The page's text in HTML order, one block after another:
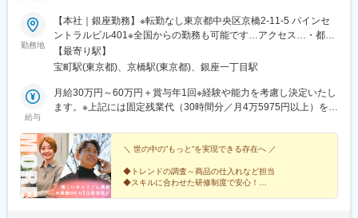
勤務地
【本社｜銀座勤務】※転勤なし東京都中央区京橋2-11-5 パインセ
ントラルビル401※全国からの勤務も可能です…アクセス…・都営
浅草線「宝町駅」より徒歩30秒・東京メトロ銀座線「京橋駅」よ
り徒歩3分・東京メトロ有楽町線「銀座一丁目駅」より徒歩8分・
【最寄り駅】
宝町駅(東京都)、京橋駅(東京都)、銀座一丁目駅
給与
月給30万円～60万円＋賞与年1回※経験や能力を考慮し決定いたし
ます。※上記には固定残業代（30時間分／月4万5975円以上）を含
映／明瞭な人事考課制度により、成果を正当に評価します。取引
の粗利が評価のポイントとなります。未経験入社でも早い方だと3
ヵ月から昇給可能◎★MOREに転職した多くの先輩が年収UP！…
年収事例…年収650万円／29歳／入社1年半年収780万円／30歳／
入社3年
＼ 世の中の”もっと”を実現できる存在へ ／
◆トレンドの調査～商品の仕入れなど担当
◆スキルに合わせた研修制度で安心！